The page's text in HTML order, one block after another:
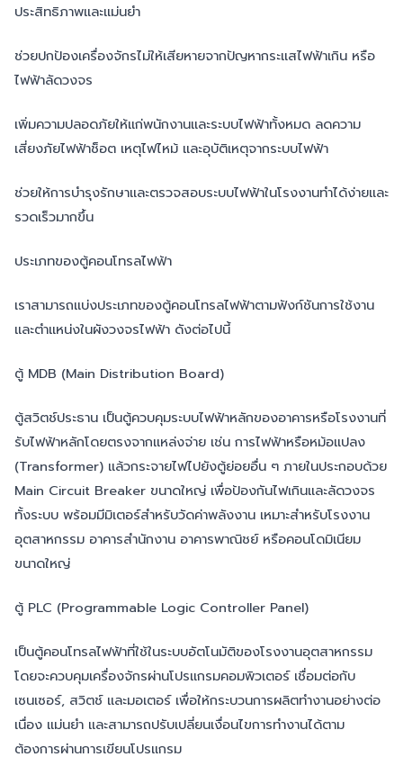
ประสิทธิภาพและแม่นยำ
ช่วยปกป้องเครื่องจักรไม่ให้เสียหายจากปัญหากระแสไฟฟ้าเกิน หรือ
ไฟฟ้าลัดวงจร
เพิ่มความปลอดภัยให้แก่พนักงานและระบบไฟฟ้าทั้งหมด ลดความ
เสี่ยงภัยไฟฟ้าช็อต เหตุไฟไหม้ และอุบัติเหตุจากระบบไฟฟ้า
ช่วยให้การบำรุงรักษาและตรวจสอบระบบไฟฟ้าในโรงงานทำได้ง่ายและ
รวดเร็วมากขึ้น
ประเภทของตู้คอนโทรลไฟฟ้า
เราสามารถแบ่งประเภทของตู้คอนโทรลไฟฟ้าตามฟังก์ชันการใช้งาน
และตำแหน่งในผังวงจรไฟฟ้า ดังต่อไปนี้
ตู้ MDB (Main Distribution Board)
ตู้สวิตช์ประธาน เป็นตู้ควบคุมระบบไฟฟ้าหลักของอาคารหรือโรงงานที่
รับไฟฟ้าหลักโดยตรงจากแหล่งจ่าย เช่น การไฟฟ้าหรือหม้อแปลง
(Transformer) แล้วกระจายไฟไปยังตู้ย่อยอื่น ๆ ภายในประกอบด้วย
Main Circuit Breaker ขนาดใหญ่ เพื่อป้องกันไฟเกินและลัดวงจร
ทั้งระบบ พร้อมมีมิเตอร์สำหรับวัดค่าพลังงาน เหมาะสำหรับโรงงาน
อุตสาหกรรม อาคารสำนักงาน อาคารพาณิชย์ หรือคอนโดมิเนียม
ขนาดใหญ่
ตู้ PLC (Programmable Logic Controller Panel)
เป็นตู้คอนโทรลไฟฟ้าที่ใช้ในระบบอัตโนมัติของโรงงานอุตสาหกรรม
โดยจะควบคุมเครื่องจักรผ่านโปรแกรมคอมพิวเตอร์ เชื่อมต่อกับ
เซนเซอร์, สวิตช์ และมอเตอร์ เพื่อให้กระบวนการผลิตทำงานอย่างต่อ
เนื่อง แม่นยำ และสามารถปรับเปลี่ยนเงื่อนไขการทำงานได้ตาม
ต้องการผ่านการเขียนโปรแกรม